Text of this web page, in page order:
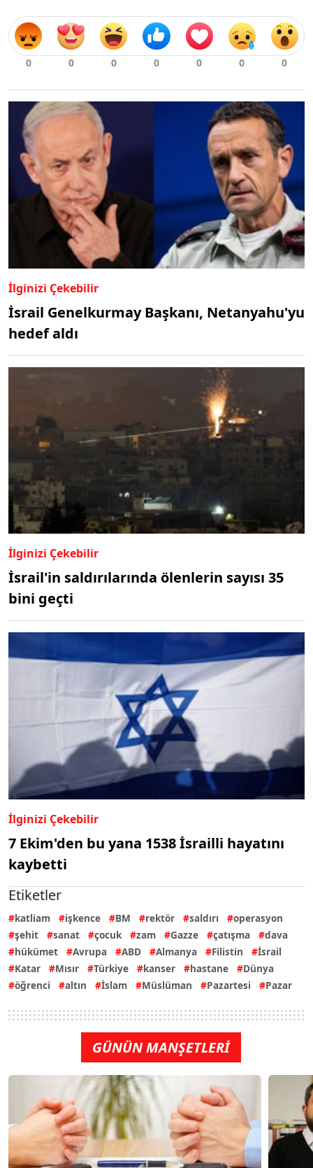
İlginizi Çekebilir
İsrail Genelkurmay Başkanı, Netanyahu'yu
hedef aldı
İlginizi Çekebilir
İsrail'in saldırılarında ölenlerin sayısı 35
bini geçti
İlginizi Çekebilir
7 Ekim'den bu yana 1538 İsrailli hayatını
kaybetti
Etiketler
katliam işkence BM rektör saldırı
operasyon
şehit
sanat çocuk zam Gazze çatışma
dava
hükümet
Avrupa ABD Almanya Filistin
İsrail
Katar
Mısır Türkiye kanser hastane
Dünya
öğrenci
altın İslam Müslüman Pazartesi Pazar
GÜNÜN MANŞETLERİ